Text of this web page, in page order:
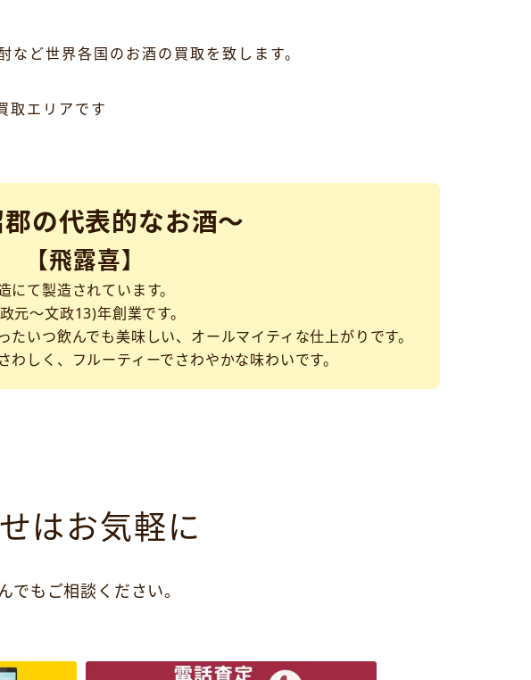
ど世界各国のお酒の買取を致します。
取エリアです
の代表的なお酒～
【飛露喜】
て製造されています。
～文政13)年創業です。
いつ飲んでも美味しい、オールマイティな仕上がりです。
わしく、フルーティーでさわやかな味わいです。
はお気軽に
でもご相談ください。